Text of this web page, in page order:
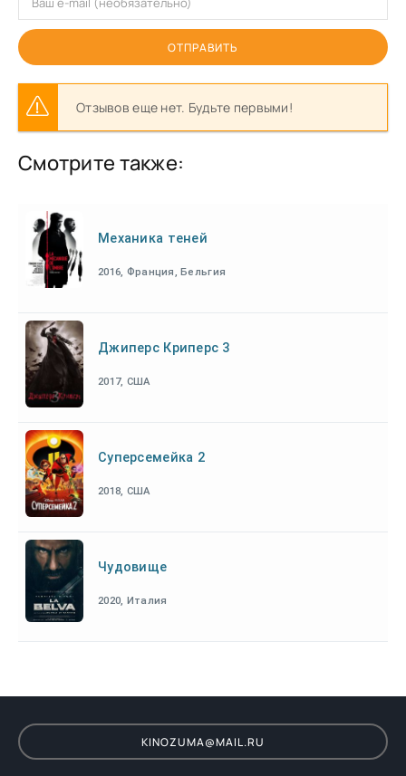
ОТПРАВИТЬ
Отзывов еще нет. Будьте первыми!
Смотрите также:
Механика теней
2016, Франция, Бельгия
Джиперс Криперс 3
2017, США
Суперсемейка 2
2018, США
Чудовище
2020, Италия
KINOZUMA@MAIL.RU